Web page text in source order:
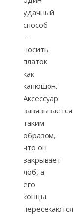
удачный
способ
—
носить
платок
как
капюшон.
Аксессуар
завязывается
таким
образом,
что он
закрывает
лоб, а
его
концы
пересекаются